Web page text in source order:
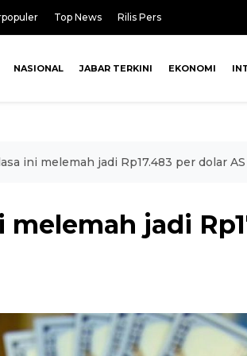
Top News Rilis Pers
NASIONAL JABAR TERKINI EKONOMI
ini melemah jadi Rp17.483 per dolar AS
melemah jadi